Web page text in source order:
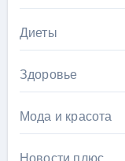
Диеты
Здоровье
Мода и красота